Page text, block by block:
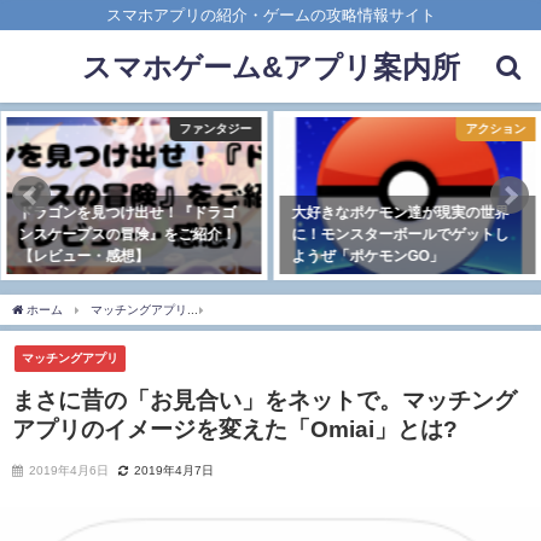
スマホアプリの紹介・ゲームの攻略情報サイト
スマホゲーム&アプリ案内所
アクション
大好きなポケモン達が現実の世界
に！モンスターボールでゲットし
ようぜ「ポケモンGO」
シミュレーション
スマホで社長業を疑似体験でき
る！『おねがい社長！』をご紹
介！【レビュー・感想】
ホーム マッチングアプリ
マッチングアプリ
まさに昔の「お見合い」をネットで。マッチング
アプリのイメージを変えた「Omiai」とは?
2019年4月6日 2019年4月7日